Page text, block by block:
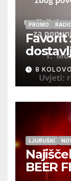
PROMO
Favorit
8
LJUBUŠKI
BEER